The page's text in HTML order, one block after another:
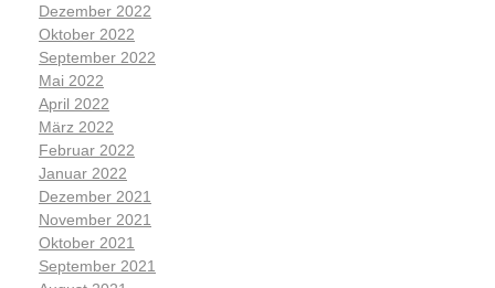
Dezember 2022
Oktober 2022
September 2022
Mai 2022
April 2022
März 2022
Februar 2022
Januar 2022
Dezember 2021
November 2021
Oktober 2021
September 2021